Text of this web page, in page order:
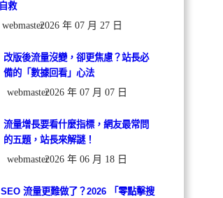
自救
webmaster2026 年 07 月 27 日
改版後流量沒變，卻更焦慮？站長必
備的「數據回看」心法
webmaster2026 年 07 月 07 日
流量增長要看什麼指標，網友最常問
的五題，站長來解謎！
webmaster2026 年 06 月 18 日
SEO 流量更難做了？2026 「零點擊搜